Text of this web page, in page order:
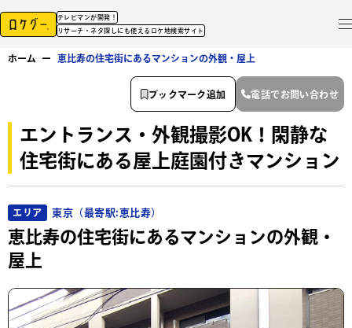
テレビマンが開発！
リサーチ・ネタ探しにも使えるロケ地検索サイト
ホーム ー 恵比寿の住宅街にあるマンションの外観・屋上
エントランス・外観撮影OK！閑静な
住宅街にある屋上庭園付きマンション
エリア 東京（最寄駅:恵比寿）
恵比寿の住宅街にあるマンションの外観・
屋上
ブックマーク追加 電話でお問い合わせ